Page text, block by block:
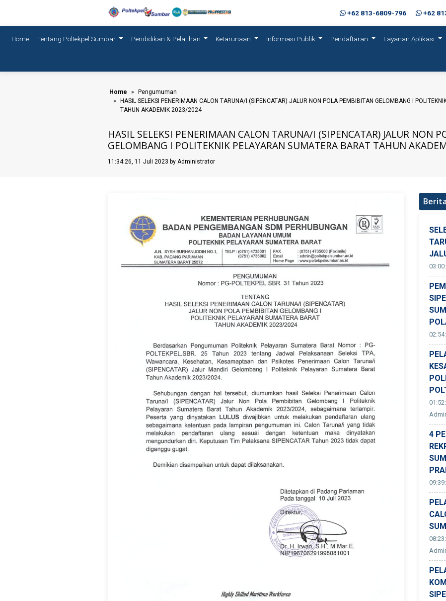
+62 813-6809-796 +62
Home(current)
Tentang Poltekpel Sumbar Pendidikan & Pelatihan Ketarunaan Informasi Publik Pendaftaran Layanan Aplikasi
Home
Pengumuman
HASIL SELEKSI PENERIMAAN CALON TARUNA/I (SIPENCATAR) JALUR NON POLA PEMBIBITAN GELOMBANG I
TAHUN AKADEMIK 2023/2024
HASIL SELEKSI PENERIMAAN CALON TARUNA/I (SIPENCATAR) JALUR NON
GELOMBANG I POLITEKNIK PELAYARAN SUMATERA BARAT TAHUN
11:34:26, 11 Juli 2023 by Administrator
4